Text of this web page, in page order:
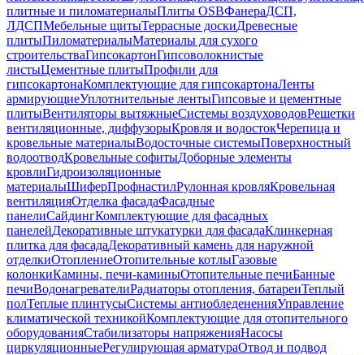
плитные и пиломатериалыПлиты OSBФанераДСП,
ЛДСПМебельные щитыТеррасные доскиДревесные
плитыПиломатериалыМатериалы для сухого
строительстваГипсокартонГипсоволокнистые
листыЦементные плитыПрофили для
гипсокартонаКомплектующие для гипсокартонаЛенты
армирующиеУплотнительные лентыГипсовые и цементные
плитыВентиляторы вытяжныеСистемы воздуховодовРешетки
вентиляционные, диффузорыКровля и водостокЧерепица и
кровельные материалыВодосточные системыПоверхностный
водоотводКровельные софитыДоборные элементы
кровлиГидроизоляционные
материалыШиферПрофнастилРулонная кровляКровельная
вентиляцияОтделка фасадаФасадные
панелиСайдингКомплектующие для фасадных
панелейДекоративные штукатурки для фасадаКлинкерная
плитка для фасадаДекоративный камень для наружной
отделкиОтоплениеОтопительные котлыГазовые
колонкиКамины, печи-каминыОтопительные печиБанные
печиВодонагревателиРадиаторы отопления, батареиТеплый
полТеплые плинтусыСистемы антиобледененияУправление
климатической техникойКомплектующие для отопительного
оборудованияСтабилизаторы напряженияНасосы
циркуляционныеРегулирующая арматураОтвод и подвод